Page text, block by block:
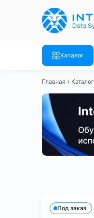
Каталог
ASIC майнеры
Главная Каталог
Под заказ